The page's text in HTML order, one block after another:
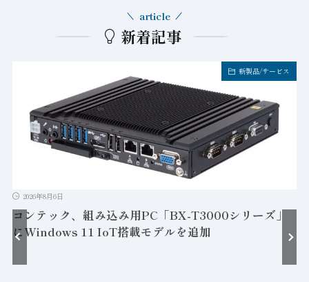
新着記事
article
新製品/サービス
2026年8月6日
コンテック、組み込み用PC「BX-T3000シリーズ」
にWindows 11 IoT搭載モデルを追加